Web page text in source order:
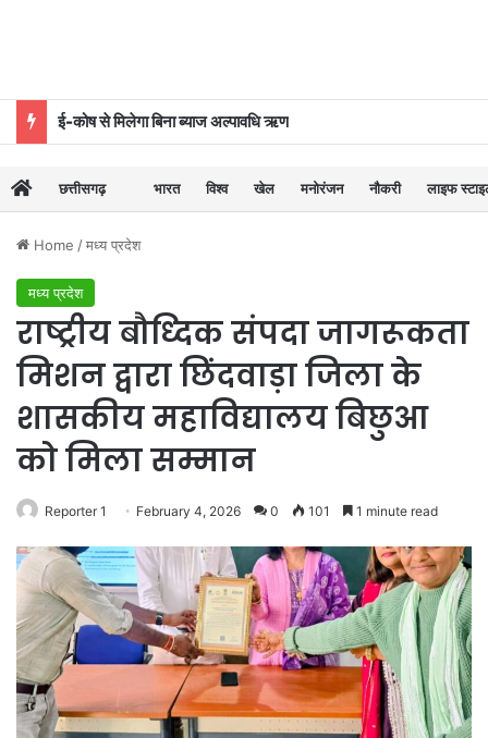
ई-कोष से मिलेगा बिना ब्याज अल्पावधि ऋण
छत्तीसगढ़ भारत विश्व खेल मनोरंजन नौकरी लाइफ
Home /मध्य प्रदेश
मध्य प्रदेश
राष्ट्रीय बौध्दिक संपदा जागरूकता
मिशन द्वारा छिंदवाड़ा जिला के
शासकीय महाविद्यालय बिछुआ
को मिला सम्मान
Reporter 1 February 4, 2026 0 101 1 minute read